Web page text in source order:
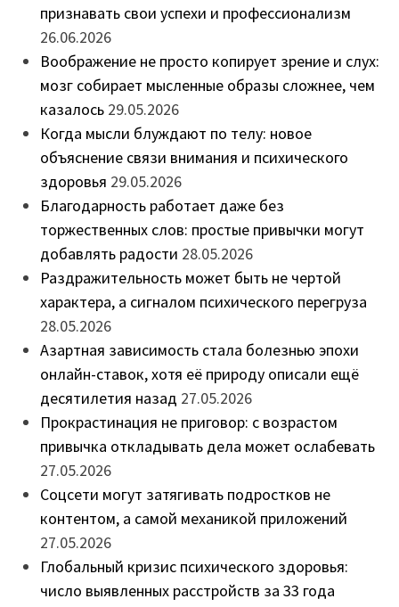
признавать свои успехи и профессионализм
26.06.2026
Воображение не просто копирует зрение и слух:
мозг собирает мысленные образы сложнее, чем
казалось 29.05.2026
Когда мысли блуждают по телу: новое
объяснение связи внимания и психического
здоровья 29.05.2026
Благодарность работает даже без
торжественных слов: простые привычки могут
добавлять радости 28.05.2026
Раздражительность может быть не чертой
характера, а сигналом психического перегруза
28.05.2026
Азартная зависимость стала болезнью эпохи
онлайн-ставок, хотя её природу описали ещё
десятилетия назад 27.05.2026
Прокрастинация не приговор: с возрастом
привычка откладывать дела может ослабевать
27.05.2026
Соцсети могут затягивать подростков не
контентом, а самой механикой приложений
27.05.2026
Глобальный кризис психического здоровья:
число выявленных расстройств за 33 года